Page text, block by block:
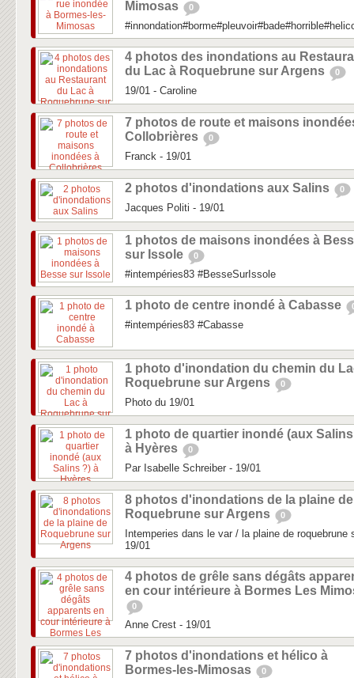
Mimosas
0
4 photos des inondations au
du Lac à Roquebrune sur Argens
0
19/01 - Caroline
7 photos de route et maisons
Collobrières
0
Franck - 19/01
2 photos d'inondations aux Salins 0
Jacques Politi - 19/01
1 photos de maisons inondées à
sur Issole
0
#intempéries83 #BesseSurIssole
1 photo de centre inondé à Cabasse
#intempéries83 #Cabasse
1 photo d'inondation du chemin du
Roquebrune sur Argens
0
Photo du 19/01
1 photo de quartier inondé (aux
à Hyères
0
Par Isabelle Schreiber - 19/01
8 photos d'inondations de la plaine de
Roquebrune sur Argens
0
Intemperies dans le var / la plaine de roquebrune
19/01
4 photos de grêle sans dégâts
en cour intérieure à Bormes Les
0
Anne Crest - 19/01
7 photos d'inondations et hélico à
Bormes-les-Mimosas
0